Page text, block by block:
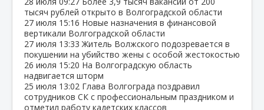
тысяч рублей открыто в Волгоградской области
27 июля 15:16 Новые назначения в финансовой
вертикали Волгоградской области
27 июля 13:33 Житель Волжского подозревается в
покушении на убийство жены с особой жестокостью
26 июля 15:20 На Волгоградскую область
надвигается шторм
25 июля 13:02 Глава Волгограда поздравил
сотрудников СК с профессиональным праздником и
отметил работу кадетских классов